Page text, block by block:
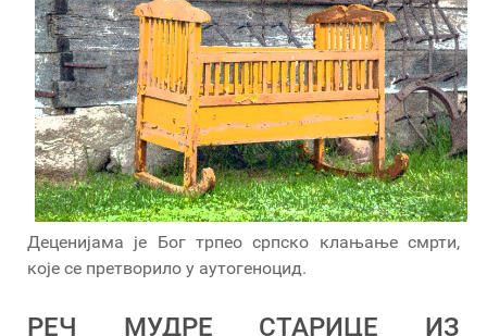
Деценијама је Бог трпео српско клањање смрти,
које се претворило у аутогеноцид.
РЕЧ МУДРЕ СТАРИЦЕ ИЗ